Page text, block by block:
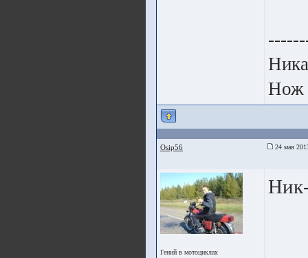
Нож
Osip56 24 мая
Гений в мотоциклах